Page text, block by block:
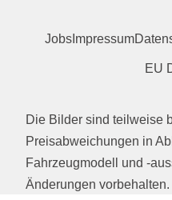
JobsImpressum
EU
Die Bilder sind teilweise
Preisabweichungen in
Fahrzeugmodell und -
Änderungen vorbehalten.